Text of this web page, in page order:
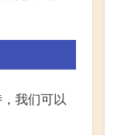
我们可以